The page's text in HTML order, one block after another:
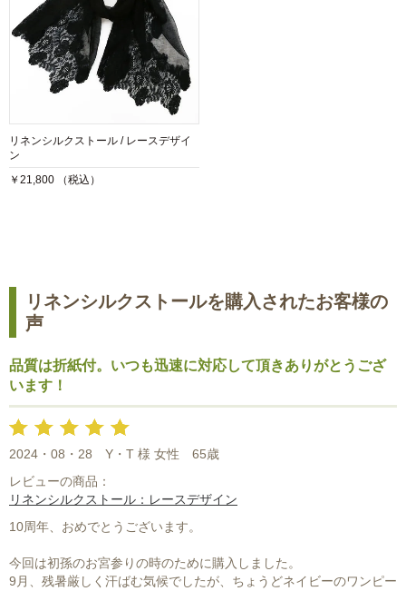
リネンシルクストール / レースデザイ
ン
￥21,800 （税込）
リネンシルクストールを購入されたお客様の
声
品質は折紙付。いつも迅速に対応して頂きありがとうござ
います！
2024・08・28 Y・T 様 女性
65歳
レビューの商品：
リネンシルクストール：レースデザイン
10周年、おめでとうございます。
今回は初孫のお宮参りの時のために購入しました。
9月、残暑厳しく汗ばむ気候でしたが、ちょうどネイビーのワンピー